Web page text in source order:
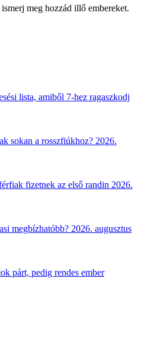
meg hozzád illő embereket.
lista, amiből 7-hez ragaszkodj
sokan a rosszfiúkhoz? 2026.
fizetnek az első randin 2026.
megbízhatóbb? 2026. augusztus
párt, pedig rendes ember